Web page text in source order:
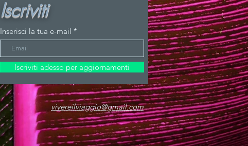
Iscriviti
Inserisci la tua e-mail
Iscriviti adesso per aggiornamenti
vivereilviaggio@gmail.com